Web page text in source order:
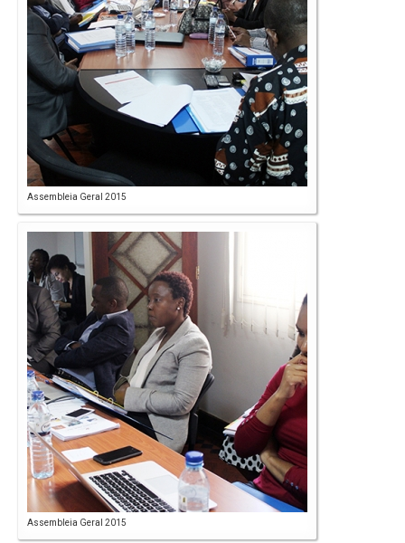
Assembleia Geral 2015
Assembleia Geral 2015